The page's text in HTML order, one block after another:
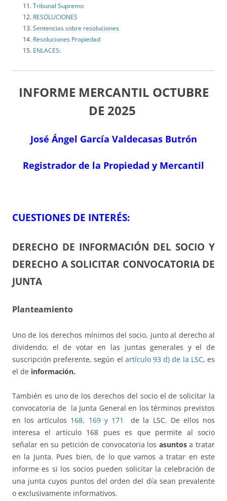
Tribunal Supremo
RESOLUCIONES
Sentencias sobre resoluciones
Resoluciones Propiedad
ENLACES:
INFORME MERCANTIL OCTUBRE
DE 2025
José Ángel García Valdecasas Butrón
Registrador de la Propiedad y Mercantil
CUESTIONES DE INTERÉS:
DERECHO DE INFORMACIÓN DEL SOCIO Y
DERECHO A SOLICITAR CONVOCATORIA DE
JUNTA
Planteamiento
Uno de los derechos mínimos del socio, junto al derecho al
dividendo, el de votar en las juntas generales y el de
suscripción preferente, según el artículo 93 d) de la LSC, es
el de información.
También es uno de los derechos del socio el de solicitar la
convocatoria de la Junta General en los términos previstos
en los artículos 168, 169 y 171
de la LSC. De ellos nos
interesa el artículo 168 pues es que permite al socio
señalar en su petición de convocatoria los asuntosa tratar
en la Junta. Pues bien, de lo que vamos a tratar en este
informe es si los socios pueden solicitar la celebración de
una junta cuyos puntos del orden del día sean prevalente
o exclusivamente informativos.